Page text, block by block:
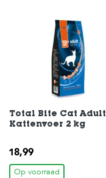
Total Bite Cat Adult
Kattenvoer 2 kg
18,99
Op voorraad